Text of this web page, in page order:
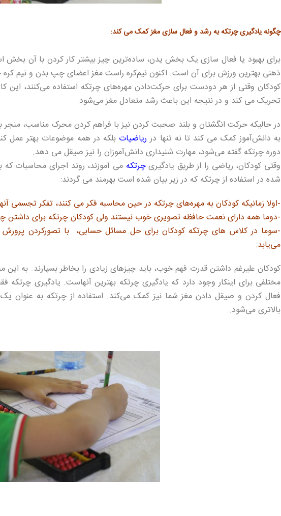
چگونه یادگیری چرتکه به رشد و فعال سازی مغز کمک می کند:
برای بهبود یا فعال سازی یک بخش یدن، ساده‌ترین چیز بیشتر کار کردن با آن
ذهنی بهترین ورزش برای آن است. اکنون نیم‌کره راست مغز اعضای چپ بدن و نیم
کودکان وقتی از هر دودست برای حرکت‌دادن مهره‌های چرتکه استفاده می‌کنند، این
تحریک می کند و در نتیجه این باعث رشد متعادل مغز می‌شود.
در حالیکه حرکت انگشتان و بلند صحبت کردن نیز با فراهم کردن محرک مناسب،
به دانش‌آموز کمک می کند تا نه تنها در ریاضیات بلکه در همه موضوعات بهتر عمل
دوره چرتکه گفته می‌شود، مهارت شنیداری دانش‌آموزان را نیز صیقل می دهد.
وقتی کودکان، ریاضی را از طریق یادگیریچرتکه می آموزند، روند اجرای محاسبات
شده در استفاده از چرتکه که در زیر بیان شده است بهرمند می گردند:
-اولا زمانیکه کودکان به مهره‌های چرتکه در حین محاسبه فکر می کنند، تفکر تجسمی
-دوما همه دارای نعمت حافظه تصویری خوب نیستند ولی کودکان چرتکه برای داشتن
-سوما در کلاس های چرتکه کودکان برای حل مسائل حسابی، با تصورکردن پرورش
می‌یابد.
کودکان علیرغم داشتن قدرت فهم خوب، باید چیزهای زیادی را بخاطر بسپارند. به این
مختلفی برای اینکار وجود دارد که یادگیری چرتکه بهترین آنهاست. یادگیری
فعال کردن و صیقل دادن مغز شما نیز کمک می‌کند. استفاده از چرتکه به عنوان
بالاتری می‌شود.